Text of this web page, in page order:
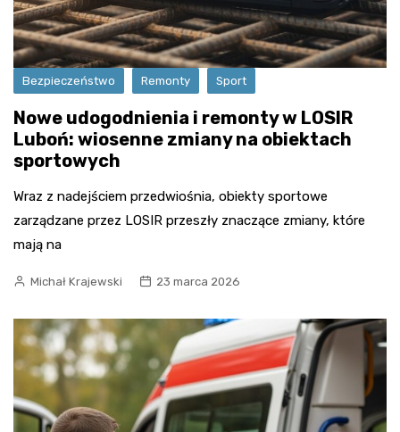
Bezpieczeństwo Remonty Sport
Nowe udogodnienia i remonty w LOSIR
Luboń: wiosenne zmiany na obiektach
sportowych
Wraz z nadejściem przedwiośnia, obiekty sportowe
zarządzane przez LOSIR przeszły znaczące zmiany, które
mają na
Michał Krajewski 23 marca 2026